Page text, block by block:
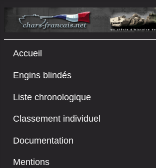
Accueil
Engins blindés
Liste chronologique
Classement individuel
Documentation
Mentions